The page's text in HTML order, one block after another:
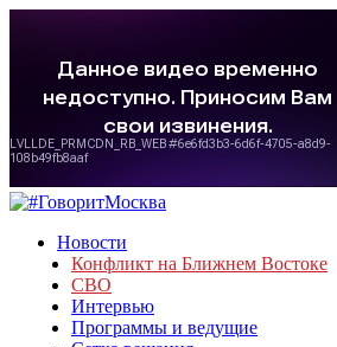
Новости
Конфликт на Ближнем Востоке
СВО
Интервью
Программы и ведущие